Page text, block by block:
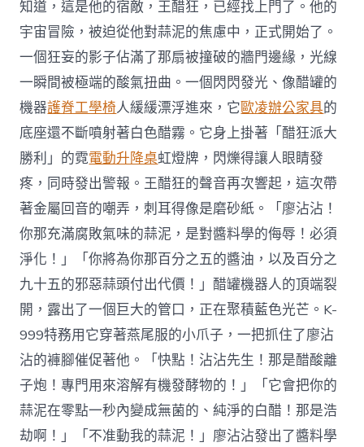
知道，這是他的宿敵，王醋狂，已經找上門了。他的
宇宙冒險，被迫從他對蒜泥的焦慮中，正式開始了。
一個狂妄的影子佔滿了那扇被撞破的牆門邊緣，光線
一瞬間被極端的酸氣扭曲。一個閃閃發光、像醋罐的
機器護脊工學椅人緩緩漂浮進來，它歐凌辦公家具的
底座還不斷噴射著白色醋霧。它身上掛著「醋狂派大
勝利」的霓電動升降桌虹燈牌，閃爍得讓人眼睛發
疼，同時發出警報。王醋狂的聲音再次響起，這次帶
著金屬回音的嘲弄，刺耳得像是磨砂紙。「廖沾沾！
你那充滿腐敗氣味的蒜泥，是對醬料學的侮辱！必須
淨化！」「你將為你那百分之五的醬油，以及百分之
九十五的邪惡蒜頭付出代價！」醋罐機器人的頂端裂
開，露出了一個巨大的管口，正在聚積藍色光芒。K-
999特務用它穿著燕尾服的小爪子，一把抓住了廖沾
沾的褲腳催促著他。「快點！沾沾先生！那是醋酸離
子炮！專門用來溶解有機發酵物的！」「它會把你的
蒜泥在零點一秒內變成無菌的、純淨的白醋！那是浩
劫啊！」「不准動我的蒜泥！」廖沾沾發出了醬料學